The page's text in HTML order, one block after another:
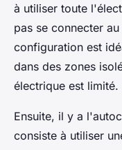
à utiliser toute
pas se connecter
configuration est
dans des zones
électrique est limité.
Ensuite, il y a
consiste à utiliser